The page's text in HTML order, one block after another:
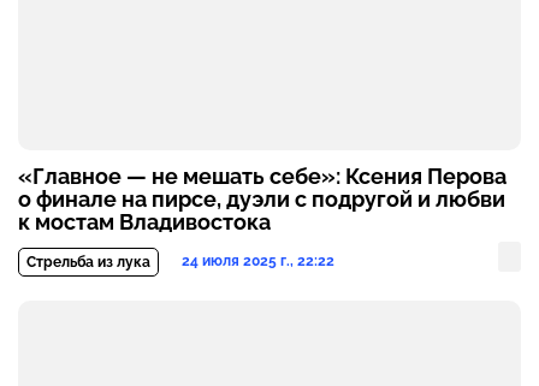
«Главное — не мешать себе»: Ксения Перова
о финале на пирсе, дуэли с подругой и любви
к мостам Владивостока
Стрельба из лука 24 июля 2025 г., 22:22